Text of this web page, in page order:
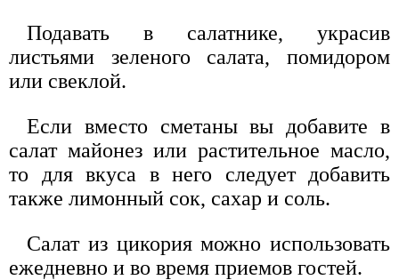
Подавать в салатнике, украсив
листьями зеленого салата, помидором
или свеклой.
Если вместо сметаны вы добавите в
салат майонез или растительное масло,
то для вкуса в него следует добавить
также лимонный сок, сахар и соль.
Салат из цикория можно использовать
ежедневно и во время приемов гостей.